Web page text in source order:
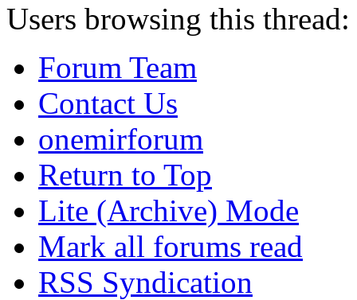
Users browsing this
Forum Team
Contact Us
onemirforum
Return to Top
Lite (Archive) Mode
Mark all forums read
RSS Syndication